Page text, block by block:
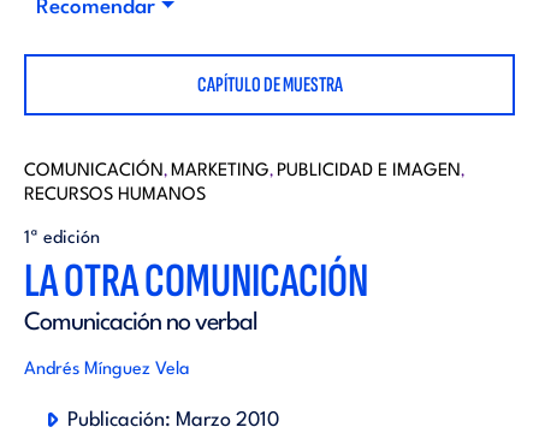
d
i
t
o
r
i
o
r
a
Recomendar
CAPÍTULO DE MUESTRA
COMUNICACIÓN, MARKETING, PUBLICIDAD E IMAGEN,
RECURSOS HUMANOS
1ª edición
LA OTRA COMUNICACIÓN
Comunicación no verbal
Andrés Mínguez Vela
Publicación: Marzo 2010